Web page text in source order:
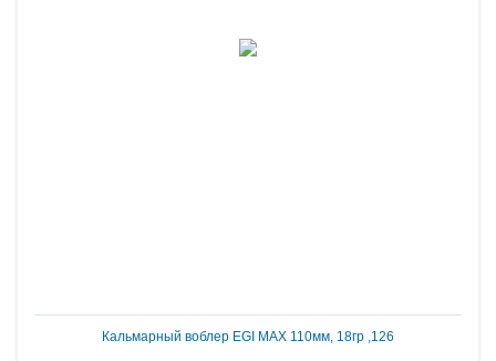
Кальмарный воблер EGI MAX 110мм, 18гр ,126